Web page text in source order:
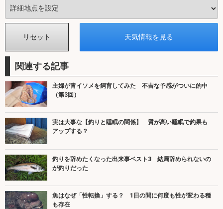
関連する記事
主婦が青イソメを飼育してみた 不吉な予感がついに的中
（第3回）
実は大事な【釣りと睡眠の関係】 質が高い睡眠で釣果も
アップする？
釣りを辞めたくなった出来事ベスト3 結局辞められないの
が釣りだった
魚はなぜ「性転換」する？ 1日の間に何度も性が変わる種
も存在